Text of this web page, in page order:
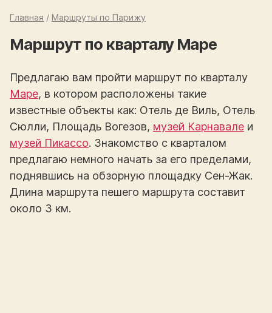
Главная / Маршруты по Парижу
Маршрут по кварталу Маре
Предлагаю вам пройти маршрут по кварталу
Маре, в котором расположены такие
известные объекты как: Отель де Виль, Отель
Сюлли, Площадь Вогезов, музей Карнавале и
музей Пикассо. Знакомство с кварталом
предлагаю немного начать за его пределами,
поднявшись на обзорную площадку Сен-Жак.
Длина маршрута пешего маршрута составит
около 3 км.